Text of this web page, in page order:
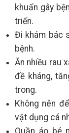
khuẩn gây
triển.
Đi khám bác
bệnh.
Ăn nhiều rau
đề kháng,
trong.
Không nên
vật dụng cá